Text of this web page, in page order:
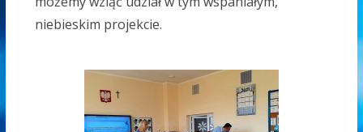
niebieskim projekcie.